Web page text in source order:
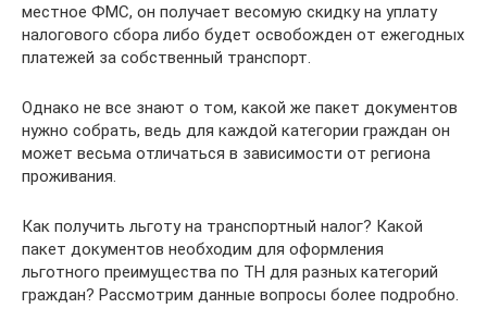
местное ФМС, он получает весомую скидку на уплату
налогового сбора либо будет освобожден от ежегодных
платежей за собственный транспорт.
Однако не все знают о том, какой же пакет документов
нужно собрать, ведь для каждой категории граждан он
может весьма отличаться в зависимости от региона
проживания.
Как получить льготу на транспортный налог? Какой
пакет документов необходим для оформления
льготного преимущества по ТН для разных категорий
граждан? Рассмотрим данные вопросы более подробно.